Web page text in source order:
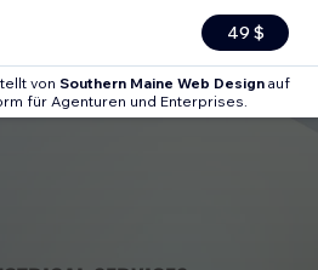
49 $
von Southern Maine Web Designauf
für Agenturen und Enterprises.